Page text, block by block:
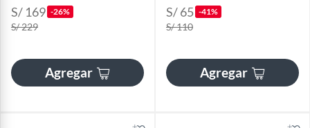
S/ 169 -26%
S/ 229
Agregar
S/ 65 -41%
S/ 110
Agregar